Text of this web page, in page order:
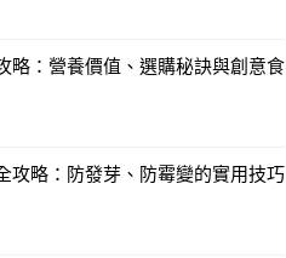
略：營養價值、選購秘訣與創意食
攻略：防發芽、防霉變的實用技巧